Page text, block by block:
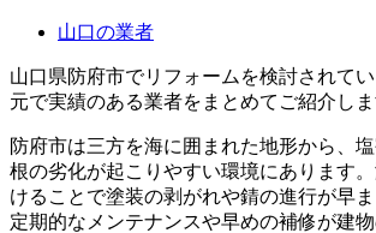
山口の業者
山口県防府市でリフォームを検討されて
元で実績のある業者をまとめてご紹介しま
防府市は三方を海に囲まれた地形から、
根の劣化が起こりやすい環境にあります
けることで塗装の剥がれや錆の進行が早ま
定期的なメンテナンスや早めの補修が建